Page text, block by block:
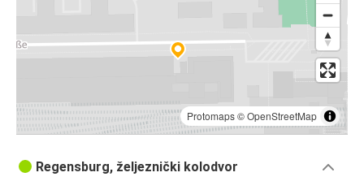
Protomaps©OpenStreetMap
Regensburg, željeznički kolodvor